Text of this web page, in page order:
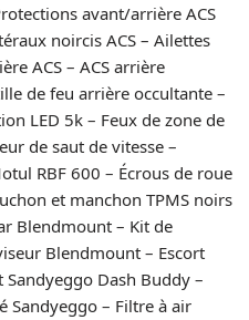
avant/arrière ACS
noircis ACS – Ailettes
ACS – ACS arrière
de feu arrière occultante –
LED 5k – Feux de zone de
de saut de vitesse –
RBF 600 – Écrous de roue
et manchon TPMS noirs
Blendmount – Kit de
Blendmount – Escort
Dash Buddy –
Sandyeggo – Filtre à air